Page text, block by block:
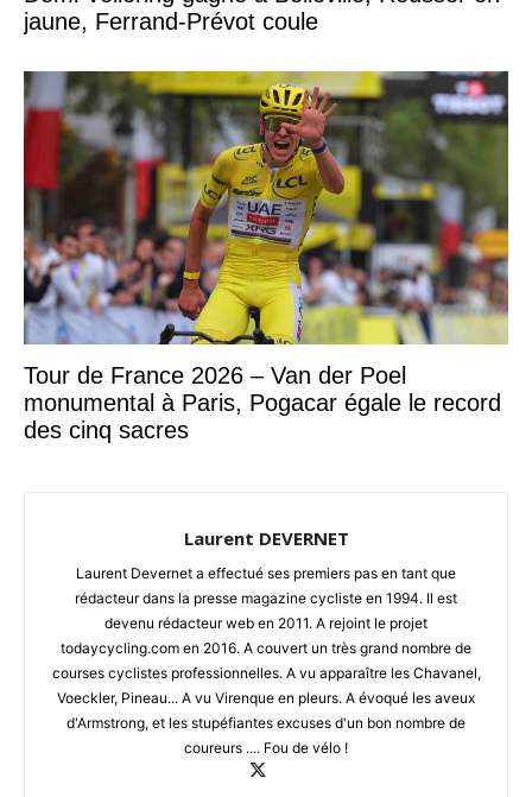
jaune, Ferrand-Prévot coule
Tour de France 2026 – Van der Poel
monumental à Paris, Pogacar égale le record
des cinq sacres
Laurent DEVERNET
Laurent Devernet a effectué ses premiers pas en tant que
rédacteur dans la presse magazine cycliste en 1994. Il est
devenu rédacteur web en 2011. A rejoint le projet
todaycycling.com en 2016. A couvert un très grand nombre de
courses cyclistes professionnelles. A vu apparaître les Chavanel,
Voeckler, Pineau... A vu Virenque en pleurs. A évoqué les aveux
d'Armstrong, et les stupéfiantes excuses d'un bon nombre de
coureurs .... Fou de vélo !